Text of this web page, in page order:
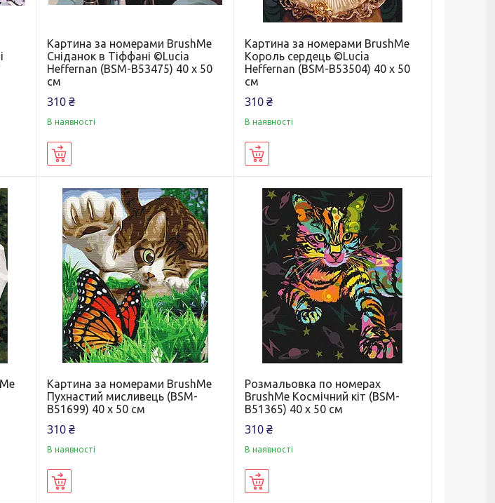
Картина за номерами BrushMe
Сніданок в Тіффані ©Lucia
Heffernan (BSM-B53475) 40 х 50
см
310 ₴
В наявності
Картина за номерами BrushMe
Король сердець ©Lucia
Heffernan (BSM-B53504) 40 х 50
см
310 ₴
В наявності
Картина за номерами BrushMe
Пухнастий мисливець (BSM-
B51699) 40 х 50 см
310 ₴
В наявності
Розмальовка по номерах
BrushMe Космічний кіт (BSM-
B51365) 40 х 50 см
310 ₴
В наявності